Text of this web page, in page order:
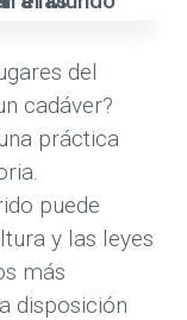
del
cadáver?
práctica
puede
y las leyes
más
disposición